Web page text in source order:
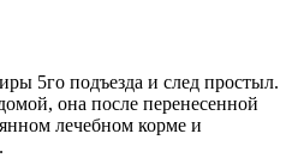
5го подъезда и след простыл.
она после перенесенной
лечебном корме и